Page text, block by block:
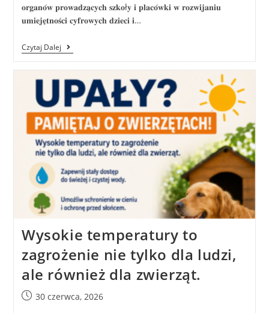
𝐨𝐫𝐠𝐚𝐧𝐨́𝐰 𝐩𝐫𝐨𝐰𝐚𝐝𝐳𝐚̨𝐜𝐲𝐜𝐡 𝐬𝐳𝐤𝐨ł𝐲 𝐢 𝐩𝐥𝐚𝐜𝐨́𝐰𝐤𝐢 𝐰 𝐫𝐨𝐳𝐰𝐢𝐣𝐚𝐧𝐢𝐮
𝐮𝐦𝐢𝐞𝐣𝐞̨𝐭𝐧𝐨𝐬́𝐜𝐢 𝐜𝐲𝐟𝐫𝐨𝐰𝐲𝐜𝐡 𝐝𝐳𝐢𝐞𝐜𝐢 𝐢…
Czytaj Dalej
Wysokie temperatury to
zagrożenie nie tylko dla ludzi,
ale również dla zwierząt.
30 czerwca, 2026